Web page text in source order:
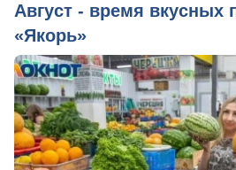
Август - время вкусных
«Якорь»